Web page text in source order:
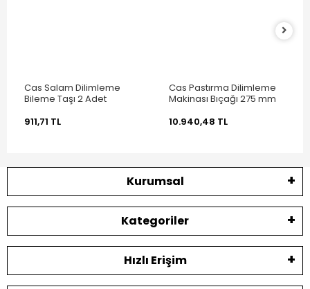
Cas Salam Dilimleme
Bileme Taşı 2 Adet
911,71 TL
Cas Pastırma Dilimleme
Makinası Bıçağı 275 mm
10.940,48 TL
Kurumsal
Kategoriler
Hızlı Erişim